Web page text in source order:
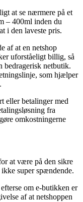
at se nærmere på et
– 400ml inden du
i den laveste pris.
af at en netshop
uforståeligt billig, så
bedragerisk netbutik.
som hjælper
eller betalinger med
fra
omkostningerne
at være på den sikre
super spændende.
om e-butikken er
af at netshoppen